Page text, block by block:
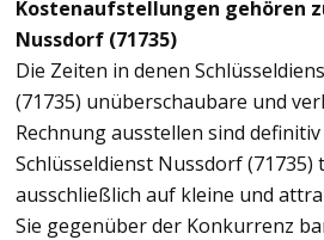
Kostenaufstellungen gehören
Nussdorf (71735)
Die Zeiten in denen
(71735) unüberschaubare und
Rechnung ausstellen sind
Schlüsseldienst Nussdorf (71735)
ausschließlich auf kleine und
Sie gegenüber der Konkurrenz